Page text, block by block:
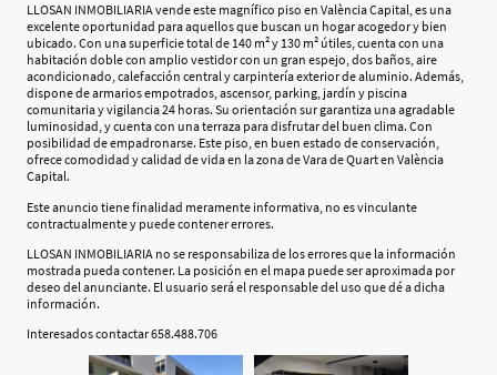
LLOSAN INMOBILIARIA vende este magnífico piso en València Capital, es una
excelente oportunidad para aquellos que buscan un hogar acogedor y bien
ubicado. Con una superficie total de 140 m² y 130 m² útiles, cuenta con una
habitación doble con amplio vestidor con un gran espejo, dos baños, aire
acondicionado, calefacción central y carpintería exterior de aluminio. Además,
dispone de armarios empotrados, ascensor, parking, jardín y piscina
comunitaria y vigilancia 24 horas. Su orientación sur garantiza una agradable
luminosidad, y cuenta con una terraza para disfrutar del buen clima. Con
posibilidad de empadronarse. Este piso, en buen estado de conservación,
ofrece comodidad y calidad de vida en la zona de Vara de Quart en València
Capital.
Este anuncio tiene finalidad meramente informativa, no es vinculante
contractualmente y puede contener errores.
LLOSAN INMOBILIARIA no se responsabiliza de los errores que la información
mostrada pueda contener. La posición en el mapa puede ser aproximada por
deseo del anunciante. El usuario será el responsable del uso que dé a dicha
información.
Interesados contactar 658.488.706